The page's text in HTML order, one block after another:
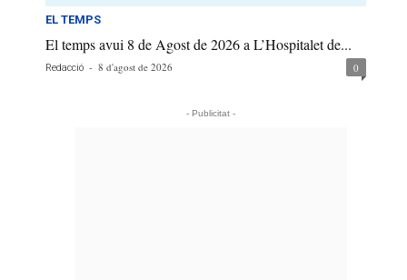
EL TEMPS
El temps avui 8 de Agost de 2026 a L’Hospitalet de...
Redacció - 8 d'agost de 2026 0
- Publicitat -